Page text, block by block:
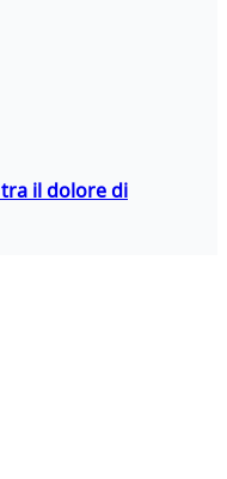
il dolore di